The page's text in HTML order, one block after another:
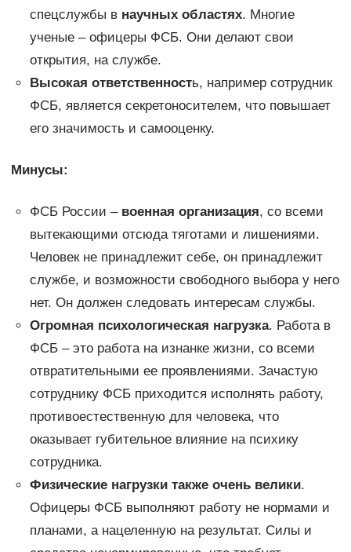
спецслужбы в научных областях. Многие
ученые – офицеры ФСБ. Они делают свои
открытия, на службе.
Высокая ответственность, например сотрудник
ФСБ, является секретоносителем, что повышает
его значимость и самооценку.
Минусы:
ФСБ России – военная организация, со всеми
вытекающими отсюда тяготами и лишениями.
Человек не принадлежит себе, он принадлежит
службе, и возможности свободного выбора у него
нет. Он должен следовать интересам службы.
Огромная психологическая нагрузка. Работа в
ФСБ – это работа на изнанке жизни, со всеми
отвратительными ее проявлениями. Зачастую
сотруднику ФСБ приходится исполнять работу,
противоестественную для человека, что
оказывает губительное влияние на психику
сотрудника.
Физические нагрузки также очень велики.
Офицеры ФСБ выполняют работу не нормами и
планами, а нацеленную на результат. Силы и